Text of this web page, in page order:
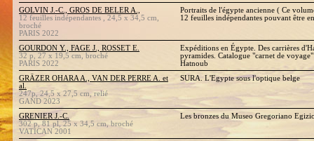
GOLVIN J.-C., GROS DE BELER A.,
12 feuilles indépendantes , 24,5 x 34,5 cm,
broché
PARIS 2022
Portraits de l'égypte ancienne ( Ce
12 feuilles indépendantes pouvant être
GOURDON Y., FAGE J., ROSSET E.
32 p, 27 x 19,5 cm, broché
PARIS 2022
Expéditions en Égypte. Des carrières
pyramides. Catalogue "carnet de
Hatnoub
GRÄZER OHARA A., VAN DER PERRE A. et
al.
247p, 24,5 x 27,5 cm, relié
GAND 2023
SURA. L'Egypte sous l'optique belge
GRENIER J.-C.
302 p, 81 pl, 25 x 34,5 cm, broché
VATICAN 2001
Les bronzes du Museo Gregoriano